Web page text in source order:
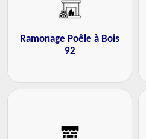
Ramonage Poêle à Bois
92